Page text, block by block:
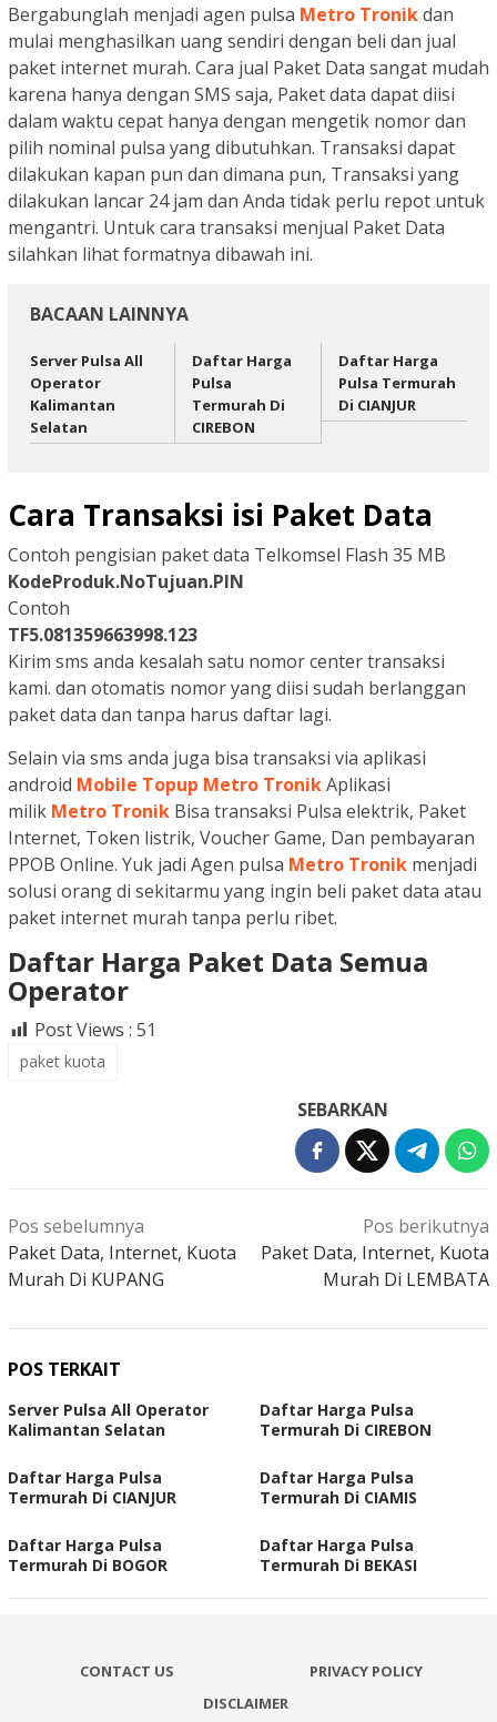
Bergabunglah menjadi agen pulsa Metro Tronikdan
mulai menghasilkan uang sendiri dengan beli dan jual
paket internet murah. Cara jual Paket Data sangat mudah
karena hanya dengan SMS saja, Paket data dapat diisi
dalam waktu cepat hanya dengan mengetik nomor dan
pilih nominal pulsa yang dibutuhkan. Transaksi dapat
dilakukan kapan pun dan dimana pun, Transaksi yang
dilakukan lancar 24 jam dan Anda tidak perlu repot untuk
mengantri. Untuk cara transaksi menjual Paket Data
silahkan lihat formatnya dibawah ini.
BACAAN LAINNYA
Server Pulsa All
Operator
Kalimantan
Selatan
Daftar Harga
Pulsa
Termurah Di
CIREBON
Daftar Harga
Pulsa Termurah
Di CIANJUR
Cara Transaksi isi Paket Data
Contoh pengisian paket data Telkomsel Flash 35 MB
KodeProduk.NoTujuan.PIN
Contoh
TF5.081359663998.123
Kirim sms anda kesalah satu nomor center transaksi
kami. dan otomatis nomor yang diisi sudah berlanggan
paket data dan tanpa harus daftar lagi.
Selain via sms anda juga bisa transaksi via aplikasi
android Mobile Topup Metro TronikAplikasi
milik Metro Tronik Bisa transaksi Pulsa elektrik, Paket
Internet, Token listrik, Voucher Game, Dan pembayaran
PPOB Online. Yuk jadi Agen pulsa Metro Tronik menjadi
solusi orang di sekitarmu yang ingin beli paket data atau
paket internet murah tanpa perlu ribet.
Daftar Harga Paket Data Semua
Operator
Post Views : 51
paket kuota
SEBARKAN
Navigasi
pos
Pos sebelumnya
Paket Data, Internet, Kuota
Murah Di KUPANG
Pos berikutnya
Paket Data, Internet, Kuota
Murah Di LEMBATA
POS TERKAIT
Server Pulsa All Operator
Kalimantan Selatan
Daftar Harga Pulsa
Termurah Di CIREBON
Daftar Harga Pulsa
Termurah Di CIANJUR
Daftar Harga Pulsa
Termurah Di CIAMIS
Daftar Harga Pulsa
Termurah Di BOGOR
Daftar Harga Pulsa
Termurah Di BEKASI
CONTACT US
PRIVACY POLICY
DISCLAIMER